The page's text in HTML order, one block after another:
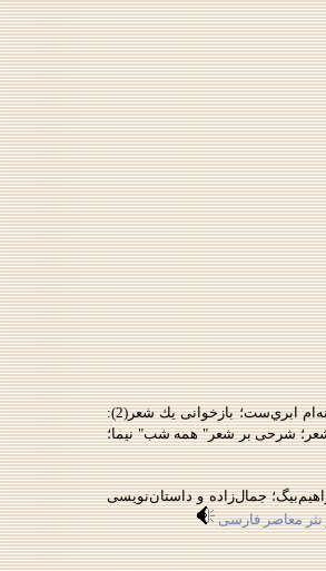
ماه در مرداب؛ شعر روز و شعر هميشه؛ همخوانی با هماوازان (1):" افسانهُ" نيما، مانيفست شعر نو؛ بازخوانی يك شعر (1): خانه‌ام ابري‌ست؛ بازخوانی يك شعر(2):
با هماوازان (3): رندی از تبار خيام؛ جادوی يك شعر؛ شرحی بر شعر" همه شب" نيما؛
جمال‌زاده و داستان‌نویسی
نثر معاصر فارسی